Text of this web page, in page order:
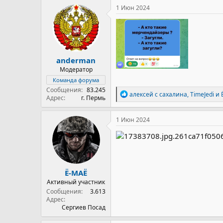
к
и
anderman
Модератор
Команда форума
Сообщения
83.245
Адрес
г. Пермь
1 Июн 2024
Р
е
а
к
и
и
алексей с сахалина,TimeJedi и
Ё-МАЁ
Активный участник
Сообщения
3.613
Адрес
Сергиев Посад
1 Июн 2024